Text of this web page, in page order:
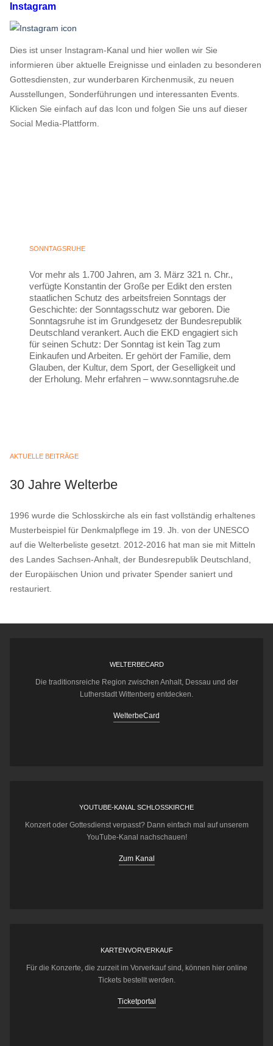
Instagram
Dies ist unser Instagram-Kanal und hier wollen wir Sie
informieren über aktuelle Ereignisse und einladen zu besonderen
Gottesdiensten, zur wunderbaren Kirchenmusik, zu neuen
Ausstellungen, Sonderführungen und interessanten Events.
Klicken Sie einfach auf das Icon und folgen Sie uns auf dieser
Social Media-Plattform.
SONNTAGSRUHE
Vor mehr als 1.700 Jahren, am 3. März 321 n. Chr.,
verfügte Konstantin der Große per Edikt den ersten
staatlichen Schutz des arbeitsfreien Sonntags der
Geschichte: der Sonntagsschutz war geboren. Die
Sonntagsruhe ist im Grundgesetz der Bundesrepublik
Deutschland verankert. Auch die EKD engagiert sich
für seinen Schutz: Der Sonntag ist kein Tag zum
Einkaufen und Arbeiten. Er gehört der Familie, dem
Glauben, der Kultur, dem Sport, der Geselligkeit und
der Erholung. Mehr erfahren – www.sonntagsruhe.de
AKTUELLE BEITRÄGE
30 Jahre Welterbe
1996 wurde die Schlosskirche als ein fast vollständig erhaltenes
Musterbeispiel für Denkmalpflege im 19. Jh. von der UNESCO
auf die Welterbeliste gesetzt. 2012-2016 hat man sie mit Mitteln
des Landes Sachsen-Anhalt, der Bundesrepublik Deutschland,
der Europäischen Union und privater Spender saniert und
restauriert.
WELTERBECARD
Die traditionsreiche Region zwischen Anhalt, Dessau und der
Lutherstadt Wittenberg entdecken.
WelterbeCard
YOUTUBE-KANAL SCHLOSSKIRCHE
Konzert oder Gottesdienst verpasst? Dann einfach mal auf unserem
YouTube-Kanal nachschauen!
Zum Kanal
KARTENVORVERKAUF
Für die Konzerte, die zurzeit im Vorverkauf sind, können hier online
Tickets bestellt werden.
Ticketportal